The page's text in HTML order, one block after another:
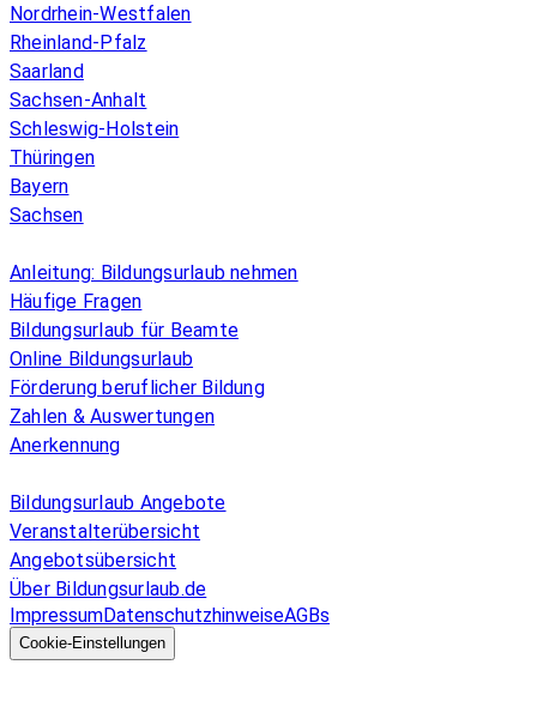
Nordrhein-Westfalen
Rheinland-Pfalz
Saarland
Sachsen-Anhalt
Schleswig-Holstein
Thüringen
Bayern
Sachsen
Anleitung: Bildungsurlaub nehmen
Häufige Fragen
Bildungsurlaub für Beamte
Online Bildungsurlaub
Förderung beruflicher Bildung
Zahlen & Auswertungen
Anerkennung
Bildungsurlaub Angebote
Veranstalterübersicht
Angebotsübersicht
Über Bildungsurlaub.de
ImpressumDatenschutzhinweiseAGBs
Cookie-Einstellungen